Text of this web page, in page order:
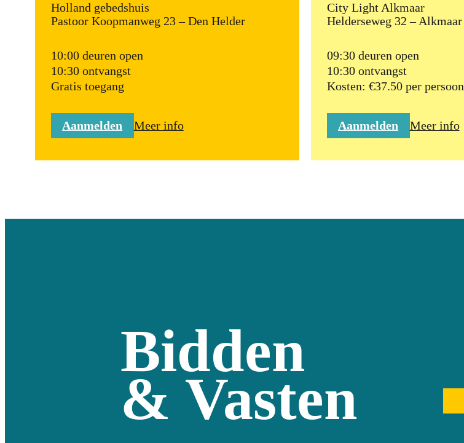
Holland gebedshuis
Pastoor Koopmanweg 23 – Den Helder
10:00 deuren open
10:30 ontvangst
Gratis toegang
Aanmelden Meer info
City Light Alkmaar
Helderseweg 32 – Alkmaar
09:30 deuren open
10:30 ontvangst
Kosten: €37.50 per persoon
Aanmelden Meer info
Bidden
& Vasten